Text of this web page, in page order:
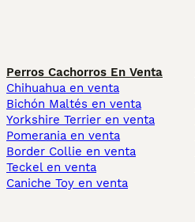
Perros Cachorros En Venta
Chihuahua en venta
Bichón Maltés en venta
Yorkshire Terrier en venta
Pomerania en venta
Border Collie en venta
Teckel en venta
Caniche Toy en venta